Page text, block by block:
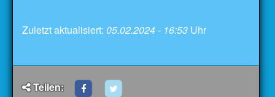
Zuletzt aktualisiert: 05.02.2024 - 16:53 Uhr
Teilen: